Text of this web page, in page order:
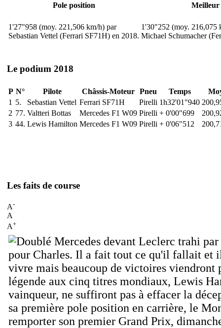
Pole position
1'27"958 (moy. 221,506 km/h) par
Sebastian Vettel (Ferrari SF71H) en 2018.
1'30"252 (moy. 216,075
Michael Schumacher
Le podium 2018
P N° Pilote Châssis-Moteur Pneu Temps
1 5. Sebastian Vettel Ferrari SF71H Pirelli 1h32'01"940
2 77. Valtteri Bottas Mercedes F1 W09 Pirelli + 0'00"699
3 44. Lewis Hamilton Mercedes F1 W09 Pirelli + 0'06"512
Les faits de course
A-
A
A+
pour Charles. Il a fait tout ce qu'il fallait et
vivre mais beaucoup de victoires viendront
légende aux cinq titres mondiaux, Lewis
vainqueur, ne suffiront pas à effacer la
sa première pole position en carrière, le
remporter son premier Grand Prix,